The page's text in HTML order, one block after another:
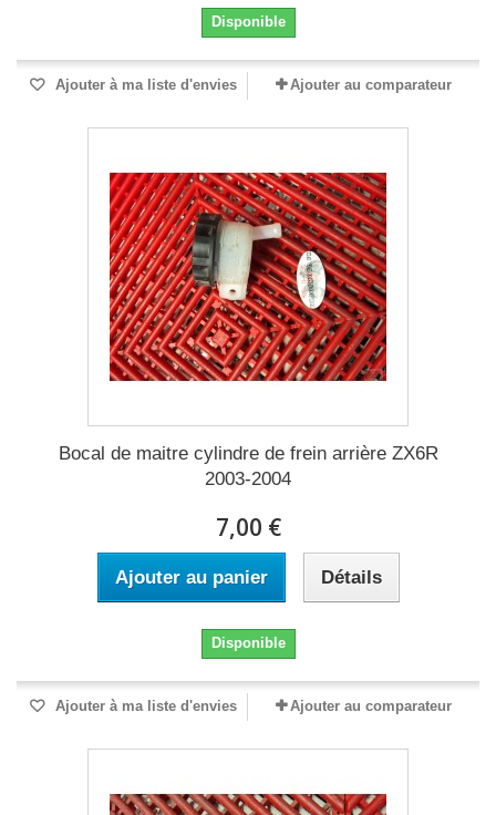
Disponible
Ajouter à ma liste d'envies Ajouter au comparateur
Bocal de maitre cylindre de frein arrière ZX6R
2003-2004
7,00 €
Ajouter au panier Détails
Disponible
Ajouter à ma liste d'envies Ajouter au comparateur